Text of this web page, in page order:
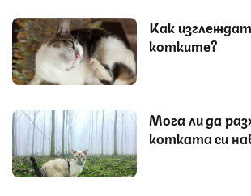
Как
котките?
Мога ли да
котката си